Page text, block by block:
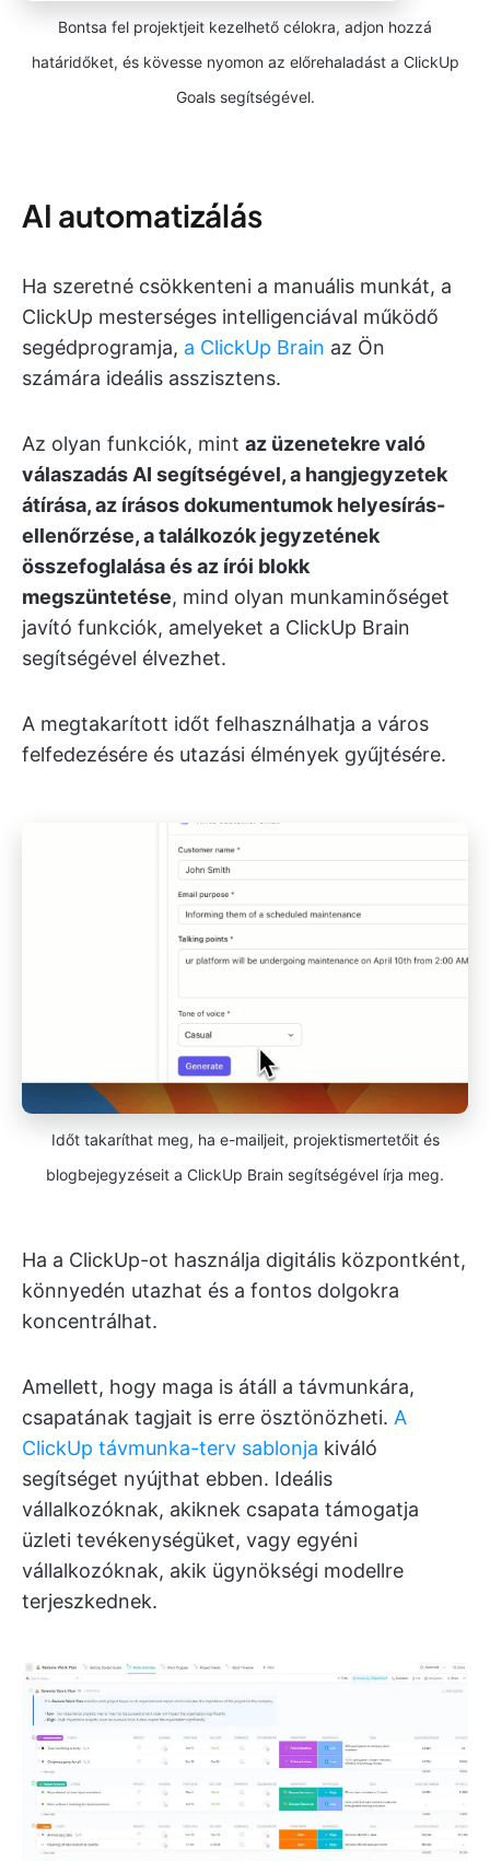
Bontsa fel projektjeit kezelhető célokra, adjon hozzá
határidőket, és kövesse nyomon az előrehaladást a ClickUp
Goals segítségével.
AI automatizálás
Ha szeretné csökkenteni a manuális munkát, a
ClickUp mesterséges intelligenciával működő
segédprogramja, a ClickUp Brain az Ön
számára ideális asszisztens.
Az olyan funkciók, mint az üzenetekre való
válaszadás AI segítségével, a hangjegyzetek
átírása, az írásos dokumentumok helyesírás-
ellenőrzése, a találkozók jegyzetének
összefoglalása és az írói blokk
megszüntetése, mind olyan munkaminőséget
javító funkciók, amelyeket a ClickUp Brain
segítségével élvezhet.
A megtakarított időt felhasználhatja a város
felfedezésére és utazási élmények gyűjtésére.
Időt takaríthat meg, ha e-mailjeit, projektismertetőit és
blogbejegyzéseit a ClickUp Brain segítségével írja meg.
Ha a ClickUp-ot használja digitális központként,
könnyedén utazhat és a fontos dolgokra
koncentrálhat.
Amellett, hogy maga is átáll a távmunkára,
csapatának tagjait is erre ösztönözheti. A
ClickUp távmunka-terv sablonja kiváló
segítséget nyújthat ebben. Ideális
vállalkozóknak, akiknek csapata támogatja
üzleti tevékenységüket, vagy egyéni
vállalkozóknak, akik ügynökségi modellre
terjeszkednek.